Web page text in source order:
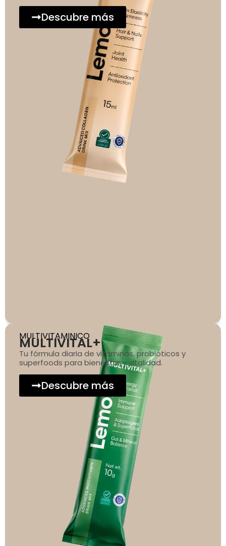
Descubre más
MULTIVITAMINICO
MULTIVITAL+
Tu fórmula diaria de vitaminas, probióticos y
superfoods para bienestar y vitalidad.
Descubre más